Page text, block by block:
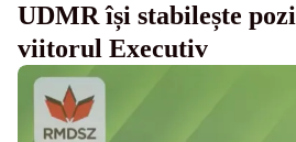
UDMR își stabilește
viitorul Executiv